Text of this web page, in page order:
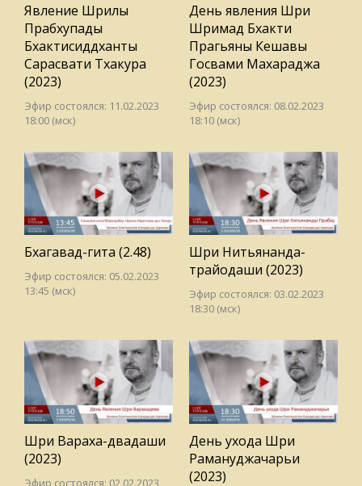
Явление Шрилы
Прабхупады
Бхактисиддханты
Сарасвати Тхакура
(2023)
Эфир состоялся: 11.02.2023
18:00 (мск)
День явления Шри
Шримад Бхакти
Прагьяны Кешавы
Госвами Махараджа
(2023)
Эфир состоялся: 08.02.2023
18:10 (мск)
Бхагавад-гита (2.48)
Эфир состоялся: 05.02.2023
13:45 (мск)
Шри Нитьянанда-
трайодаши (2023)
Эфир состоялся: 03.02.2023
18:30 (мск)
Шри Вараха-двадаши
(2023)
Эфир состоялся: 02.02.2023
День ухода Шри
Рамануджачарьи
(2023)